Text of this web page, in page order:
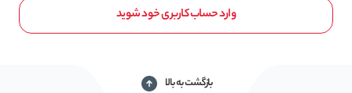
وارد حساب کاربری خود شوید
بازگشت به بالا